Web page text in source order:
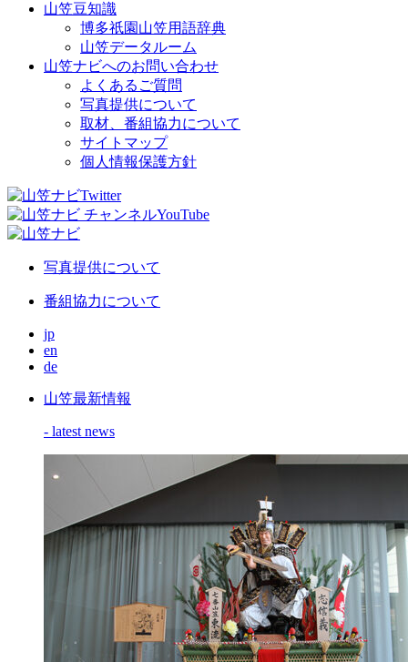
山笠豆知識
博多祇園山笠用語辞典
山笠データルーム
山笠ナビへのお問い合わせ
よくあるご質問
写真提供について
取材、番組協力について
サイトマップ
個人情報保護方針
写真提供について
番組協力について
jp
en
de
山笠最新情報
- latest news